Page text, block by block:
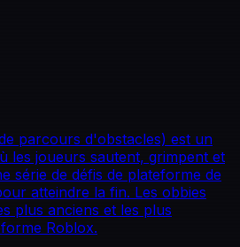
parcours d'obstacles) est un
les joueurs sautent, grimpent et
série de défis de plateforme de
atteindre la fin. Les obbies
plus anciens et les plus
Roblox.